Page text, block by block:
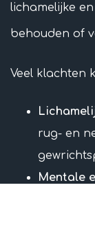
lichamelijke
behouden of
Veel klachten
rug- en
Mentale